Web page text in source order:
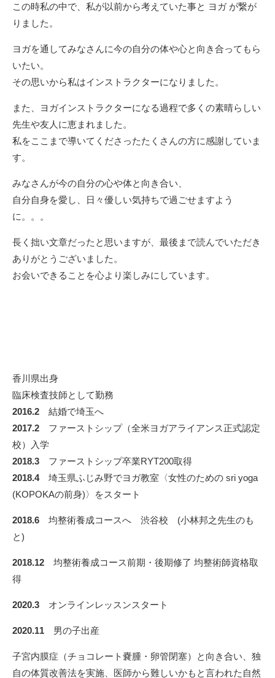
この時私の中で、私が以前から考えていた事と ヨガ が繋が
りました。
ヨガを通してみなさんに今の自分の体や心と向き合ってもら
いたい。
その思いから私はインストラクターになりました。
また、ヨガインストラクターになる過程で多くの素晴らしい
先生や友人に恵まれました。
私をここまで導いてくださったたくさんの方に感謝していま
す。
みなさんが今の自分の心や体と向き合い、
自分自身を愛し、日々優しい気持ちで過ごせますよう
に。。。
長く拙い文章だったと思いますが、最後まで読んでいただき
ありがとうございました。
お会いできることを心より楽しみにしています。
香川県出身
臨床検査技師として勤務
2016.2 結婚で埼玉へ
2017.2 ファーストシップ（全米ヨガアライアンス正式認定
校）入学
2018.3 ファーストシップ卒業RYT200取得
2018.4埼玉県ふじみ野でヨガ教室〈女性のための sri yoga
(KOPOKAの前身)〉をスタート
2018.6 均整術養成コースへ 渋谷校 (小林邦之先生のも
と)
2018.12 均整術養成コース前期・後期修了 均整術師資格取
得
2020.3 オンラインレッスンスタート
2020.11 男の子出産
子宮内膜症（チョコレート嚢腫・卵管閉塞）と向き合い、独
自の体質改善法を実施、医師から難しいかもと言われた自然